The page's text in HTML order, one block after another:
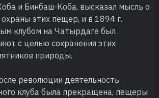
и Бинбаш-Коба, высказал мысль о
этих пещер, и в 1894 г.
клубом на Чатырдаге был
с целью сохранения этих
природы.
революции деятельность
клуба была прекращена, пещеры